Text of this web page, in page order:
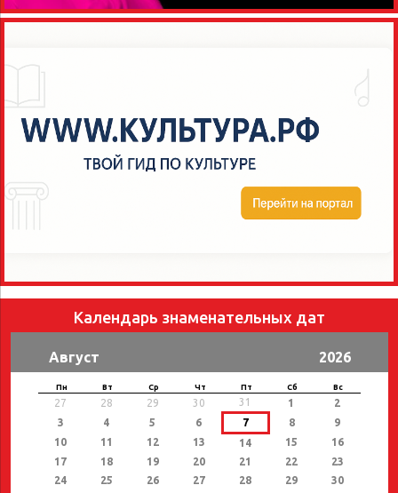
Календарь знаменательных дат
Август 2026
Пн Вт Ср Чт Пт Сб Вс
27 28 29 30 31 1
2
3
4 5 6 7 8
9
10
11 12 13 14 15
16
17
18 19 20 21 22
23
24
25 26 27 28 29
30